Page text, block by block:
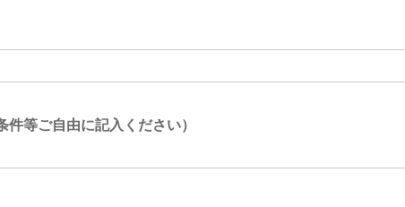
等ご自由に記入ください）